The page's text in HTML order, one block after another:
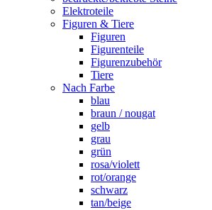
Elektroteile
Figuren & Tiere
Figuren
Figurenteile
Figurenzubehör
Tiere
Nach Farbe
blau
braun / nougat
gelb
grau
grün
rosa/violett
rot/orange
schwarz
tan/beige